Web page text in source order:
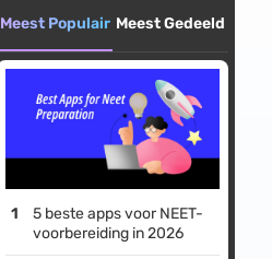
Meest Populair Meest Gedeeld
5 beste apps voor NEET-
voorbereiding in 2026